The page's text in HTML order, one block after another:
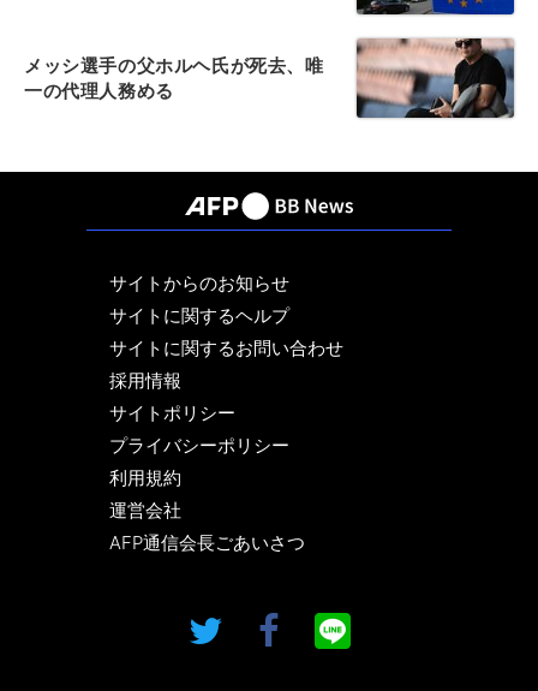
メッシ選手の父ホルヘ氏が死去、唯
一の代理人務める
サイトからのお知らせ
サイトに関するヘルプ
サイトに関するお問い合わせ
採用情報
サイトポリシー
プライバシーポリシー
利用規約
運営会社
AFP通信会長ごあいさつ